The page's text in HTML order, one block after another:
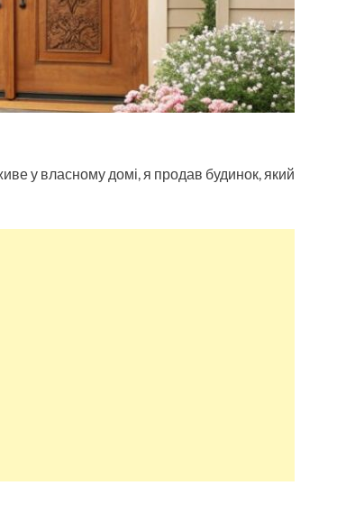
у власному домі, я продав будинок, який